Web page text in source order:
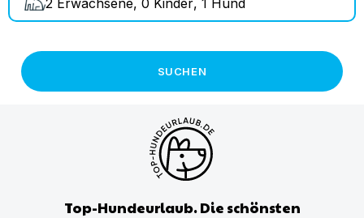
SUCHEN
Top-Hundeurlaub. Die schönsten